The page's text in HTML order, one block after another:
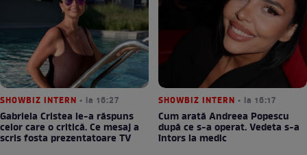
SHOWBIZ INTERN • la 16:27
Gabriela Cristea le-a răspuns
celor care o critică. Ce mesaj a
scris fosta prezentatoare TV
SHOWBIZ INTERN • la 16:17
Cum arată Andreea Popescu
după ce s-a operat. Vedeta s-a
întors la medic